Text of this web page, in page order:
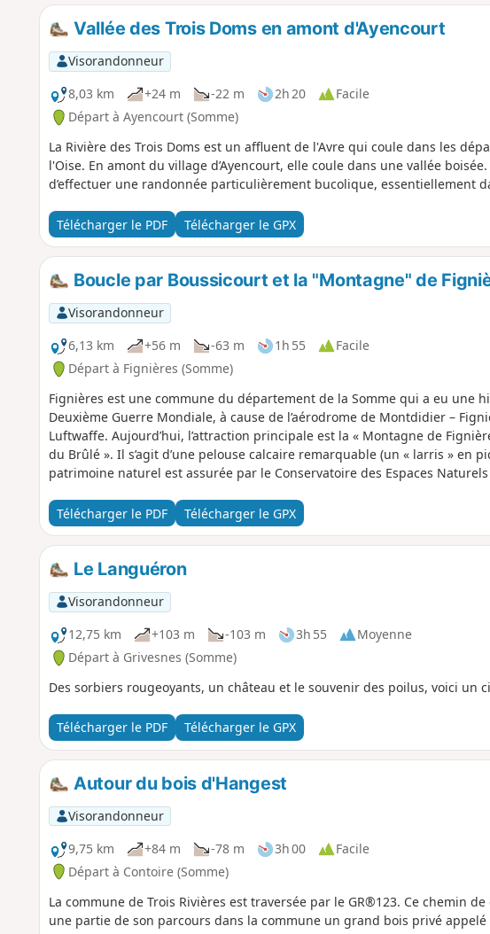
Vallée des Trois Doms en amont d'Ayencourt
Visorandonneur
8,03 km
+24 m -22 m 2h 20
Facile
Départ à Ayencourt (Somme)
La Rivière des Trois Doms est un affluent de l'Avre qui coule dans les
l'Oise. En amont du village d’Ayencourt, elle coule dans une vallée
d’effectuer une randonnée particulièrement bucolique, essentiellement
Télécharger le PDF Télécharger le GPX
Boucle par Boussicourt et la "Montagne" de
Visorandonneur
6,13 km
+56 m -63 m 1h 55
Facile
Départ à Fignières (Somme)
Fignières est une commune du département de la Somme qui a eu une
Deuxième Guerre Mondiale, à cause de l’aérodrome de Montdidier –
Luftwaffe. Aujourd’hui, l’attraction principale est la « Montagne de
du Brûlé ». Il s’agit d’une pelouse calcaire remarquable (un « larris » en
patrimoine naturel est assurée par le Conservatoire des Espaces
Télécharger le PDF
Télécharger le GPX
Le Languéron
Visorandonneur
12,75 km
+103 m -103 m 3h 55
Moyenne
Départ à Grivesnes (Somme)
Des sorbiers rougeoyants, un château et le souvenir des poilus, voici un
Télécharger le PDF Télécharger le GPX
Autour du bois d'Hangest
Visorandonneur
9,75 km
+84 m -78 m 3h 00
Facile
Départ à Contoire (Somme)
La commune de Trois Rivières est traversée par le GR®123. Ce chemin
une partie de son parcours dans la commune un grand bois privé appelé